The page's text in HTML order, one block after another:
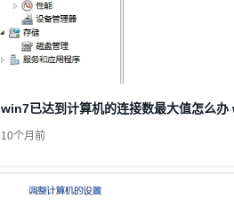
win7已达到计算机的连接数最大值怎么
10个月前